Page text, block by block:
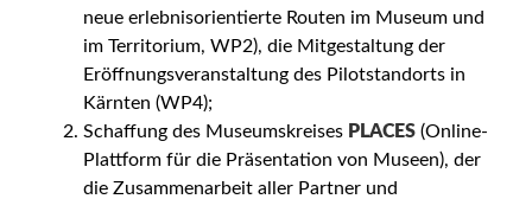
neue erlebnisorientierte Routen im Museum und
im Territorium, WP2), die Mitgestaltung der
Eröffnungsveranstaltung des Pilotstandorts in
Kärnten (WP4);
Schaffung des Museumskreises PLACES (Online-
Plattform für die Präsentation von Museen), der
die Zusammenarbeit aller Partner und